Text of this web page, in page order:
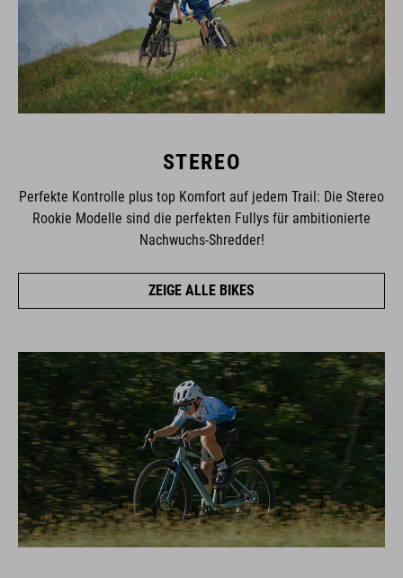
STEREO
Perfekte Kontrolle plus top Komfort auf jedem Trail: Die Stereo
Rookie Modelle sind die perfekten Fullys für ambitionierte
Nachwuchs-Shredder!
ZEIGE ALLE BIKES